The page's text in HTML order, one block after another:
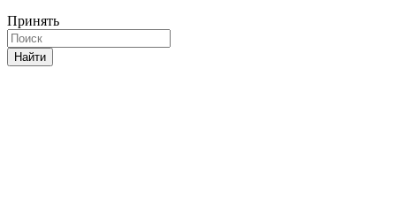
Принять
Найти